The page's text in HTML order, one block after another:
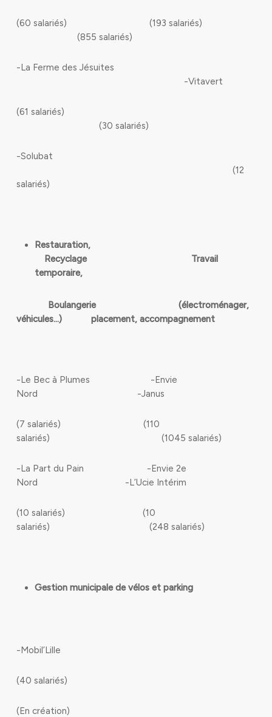
(60 salariés) (193 salariés)
(855 salariés)
-La Ferme des Jésuites
-Vitavert
(61 salariés)
(30 salariés)
-Solubat
(12
salariés)
Restauration,
Recyclage Travail
temporaire,
Boulangerie
(électroménager,
véhicules…) placement, accompagnement
-Le Bec à Plumes -Envie
Nord -Janus
(7 salariés) (110
salariés) (1045 salariés)
-La Part du Pain -Envie 2e
Nord -L’Ucie Intérim
(10 salariés) (10
salariés) (248 salariés)
Gestion municipale de vélos et parking
-Mobil’Lille
(40 salariés)
(En création)